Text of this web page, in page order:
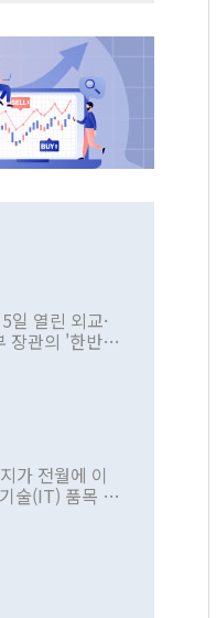
열린 외교·
장관의 '한반도
하겠다고 공
동안 정 장
대통령과 유
적이다. 정 장
높아지고 있
가 전월에 이
술(IT) 품목 수